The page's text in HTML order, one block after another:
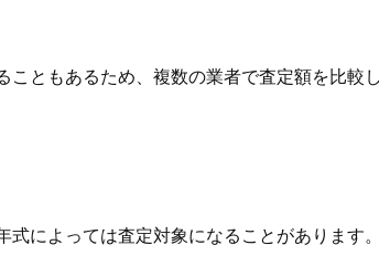
ともあるため、複数の業者で査定額を比較し
によっては査定対象になることがあります